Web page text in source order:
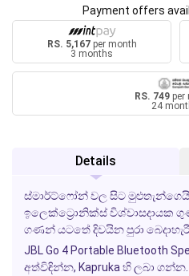
Payment offers
RS. 5,167per month
3 months
RS. 749 per
24
Details
ස්මාර්ට්ෆෝන් වල සිට
ඉලෙක්ට්‍රොනික්ස් විශ්වාසදායක
ගණන් යටතේ දිවයින පුරා
JBL Go 4 Portable Bluetooth
අත්විඳින්න, Kapruka හි ලබා ගන්න.